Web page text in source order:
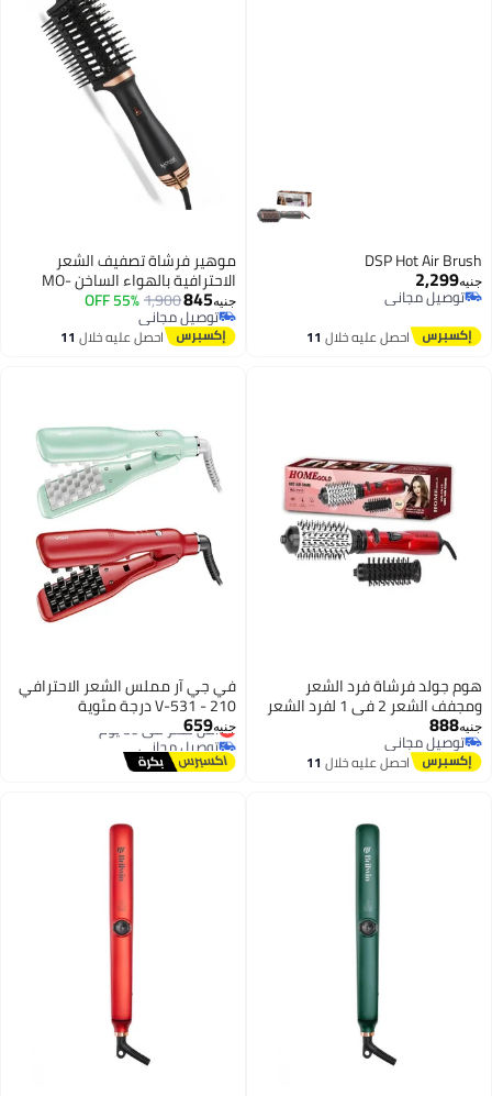
DSP Hot Air Brush
جنيه2,299
توصيل مجاني
توصيل مجاني
احصل عليه خلال 11
موهير فرشاة تصفيف الشعر
الاحترافية بالهواء الساخن MO-
واط مع حماية الكيراتين، أوضاع
للشعر الرطب والجاف، تصميم مزدوج
جنيه845
1,900
55% OFF
توصيل مجاني
توصيل مجانياحصل عليه خلال 11
هوم جولد فرشاة فرد الشعر
ومجفف الشعر 2 في 1 لفرد الشعر
بسهولة وتوزيع الهواء الساخن
متعدد الوظائف HG-1915
جنيه888
توصيل مجاني
توصيل مجانياحصل عليه خلال 11
في جي آر مملس الشعر الاحترافي
V-531 - 210 درجة مئوية
جنيه659
أقل سعر في 30 يوم
توصيل مجاني
أقل سعر في 30 يوم